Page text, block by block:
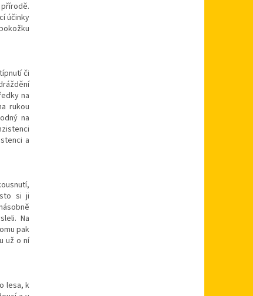
účinky
či
na
rukou
na
a
si ji
Na
pak
už o ní
lesa, k